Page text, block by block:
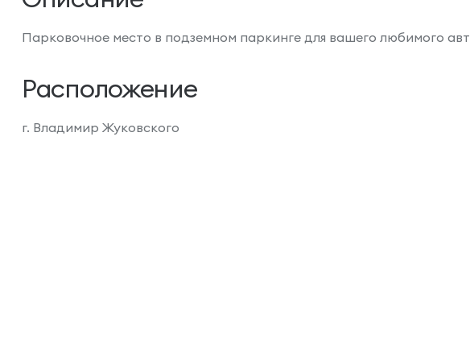
Парковочное место в подземном паркинге для вашего любимого
Расположение
г. Владимир Жуковского